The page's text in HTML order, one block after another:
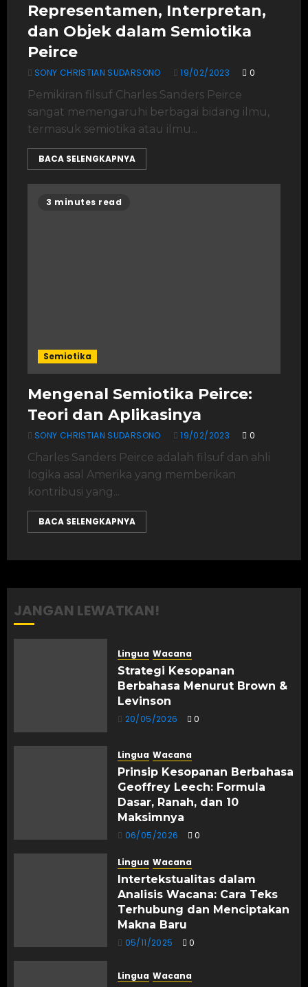
Representamen, Interpretan,
dan Objek dalam Semiotika
Peirce
SONY CHRISTIAN SUDARSONO 19/02/2023 0
Pemikiran filsuf Charles Sanders Peirce
sangat memengaruhi berbagai bidang ilmu,
termasuk semiotika atau ilmu...
BACA SELENGKAPNYA
3 minutes read
Semiotika
Mengenal Semiotika Peirce:
Teori dan Aplikasinya
SONY CHRISTIAN SUDARSONO 19/02/2023 0
Charles Sanders Peirce adalah filsuf dan ahli
logika asal Amerika yang memberikan
kontribusi yang...
BACA SELENGKAPNYA
JANGAN LEWATKAN!
Lingua Wacana
Strategi Kesopanan
Berbahasa Menurut Brown &
Levinson
20/05/2026 0
Lingua Wacana
Prinsip Kesopanan Berbahasa
Geoffrey Leech: Formula
Dasar, Ranah, dan 10
Maksimnya
06/05/2026 0
Lingua Wacana
Intertekstualitas dalam
Analisis Wacana: Cara Teks
Terhubung dan Menciptakan
Makna Baru
05/11/2025 0
Lingua Wacana